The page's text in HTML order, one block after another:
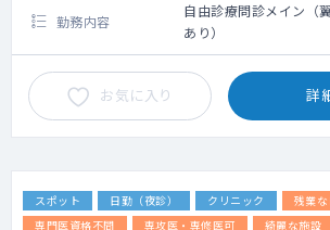
勤務内容
自由診療問診メイン（
あり）
お気に入り 詳
スポット 日勤（夜診） クリニック 残業な
専門医資格不問
専攻医・専修医可 綺麗な施設